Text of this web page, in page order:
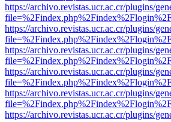
https://archivo.revistas.ucr.ac.cr/plugins/
https://archivo.revistas.ucr.ac.cr/plugins/
https://archivo.revistas.ucr.ac.cr/plugins/
https://archivo.revistas.ucr.ac.cr/plugins/
https://archivo.revistas.ucr.ac.cr/plugins/
https://archivo.revistas.ucr.ac.cr/plugins/